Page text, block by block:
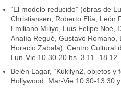
“El modelo reducido” (obras de
Christiansen, Roberto Elía, León
Emiliano Miliyo, Luis Felipe Noé,
Analía Regué, Gustavo Romano,
Horacio Zabala). Centro Cultural
Lun-Vie 10.30-20 hs. 3.11.-18.12.
Belén Lagar, “Kukilyn2, objetos
Hollywood. Mar-Vie 10.30-13.30